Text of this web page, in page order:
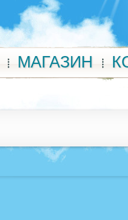
МАГАЗИН